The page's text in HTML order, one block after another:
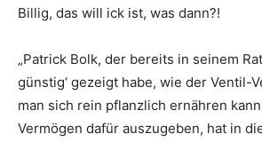
Billig, das will ick ist, was dann?!
„Patrick Bolk, der bereits in seinem
günstig‘ gezeigt habe, wie der Ventil-
man sich rein pflanzlich ernähren
Vermögen dafür auszugeben, hat in